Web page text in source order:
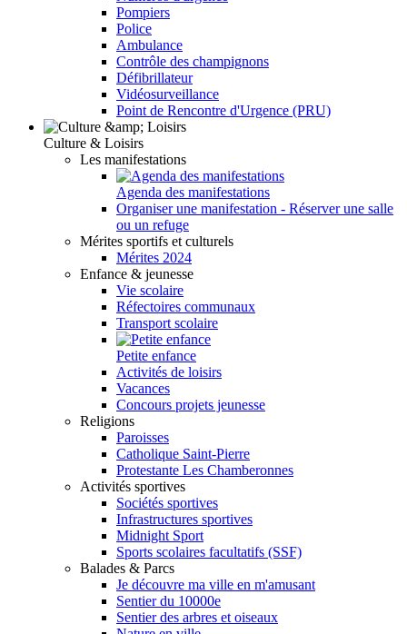
Pompiers
Police
Ambulance
Contrôle des champignons
Défibrillateur
Vidéosurveillance
Point de Rencontre d'Urgence (PRU)
Culture & Loisirs
Les manifestations
Agenda des manifestations
Organiser une manifestation - Réserver une salle
ou un refuge
Mérites sportifs et culturels
Mérites 2024
Enfance & jeunesse
Vie scolaire
Réfectoires communaux
Transport scolaire
Petite enfance
Activités de loisirs
Vacances
Concours projets jeunesse
Religions
Paroisses
Catholique Saint-Pierre
Protestante Les Chamberonnes
Activités sportives
Sociétés sportives
Infrastructures sportives
Midnight Sport
Sports scolaires facultatifs (SSF)
Balades & Parcs
Je découvre ma ville en m'amusant
Sentier du 10000e
Sentier des arbres et oiseaux